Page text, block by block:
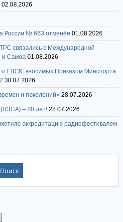
02.08.2026
России № 663 отменён 01.08.2026
связались с Международной
и Самоа 01.08.2026
ЕВСК, вносимых Приказом Минспорта
30.07.2026
и поколений» 28.07.2026
– 80 лет! 28.07.2026
аккредитацию радиофестивалем